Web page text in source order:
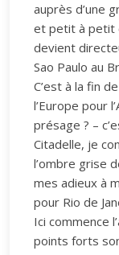
auprès d’une
et petit à petit
devient
Sao Paulo au
C’est à la fin
l’Europe pour
présage ? –
Citadelle, je
l’ombre grise
mes adieux à
pour Rio de
Ici commence
points forts